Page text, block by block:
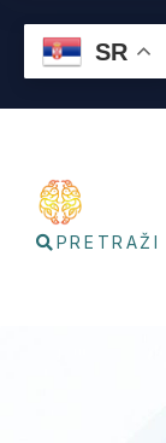
Radno vreme
PRETRAŽI
SR